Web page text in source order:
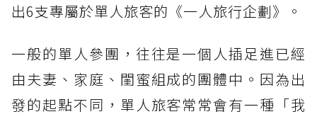
出6支專屬於單人旅客的《一人旅行企劃》。
一般的單人參團，往往是一個人插足進已經
由夫妻、家庭、閨蜜組成的團體中。因為出
發的起點不同，單人旅客常常會有一種「我